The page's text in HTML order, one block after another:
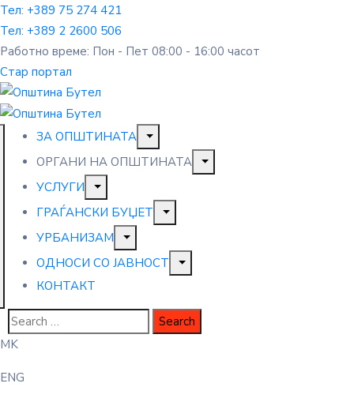
Тел: +389 75 274 421
Тел: +389 2 2600 506
Работно време: Пон - Пет 08:00 - 16:00 часот
Стар портал
ЗА ОПШТИНАТА
ОРГАНИ НА ОПШТИНАТА
УСЛУГИ
ГРАЃАНСКИ БУЏЕТ
УРБАНИЗАМ
ОДНОСИ СО ЈАВНОСТ
КОНТАКТ
MK
ENG